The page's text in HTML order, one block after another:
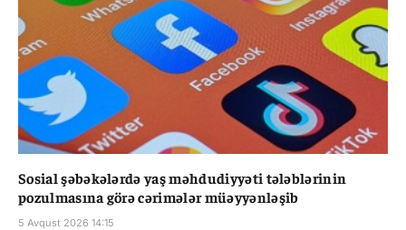
Sosial şəbəkələrdə yaş məhdudiyyəti tələblərinin
pozulmasına görə cərimələr müəyyənləşib
5 Avqust 2026 14:15